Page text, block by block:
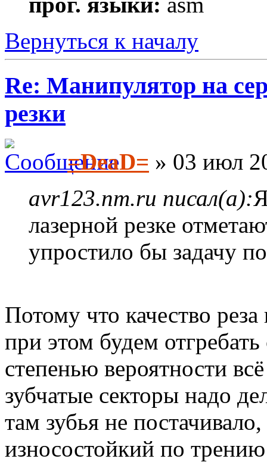
Вернуться к началу
Re: Манипулятор на
резки
=DeaD= » 03 июл
avr123.nm.ru писал(а):
лазерной резке
упростило бы задачу
Потому что качество
при этом будем
степенью вероятности
зубчатые секторы надо
там зубья не
износостойкий по трению